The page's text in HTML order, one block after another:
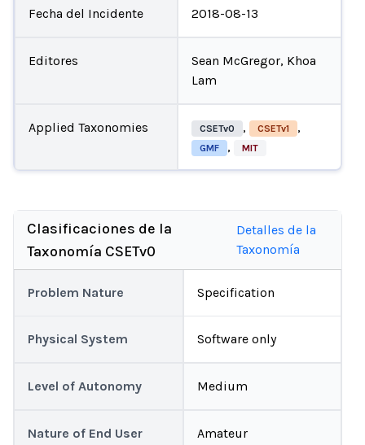
Fecha del Incidente 2018-08-13
Editores
Sean McGregor, Khoa
Lam
Applied Taxonomies CSETv0 , CSETv1 ,
GMF , MIT
Clasificaciones de la
Taxonomía CSETv0
Detalles de la
Taxonomía
Problem Nature Specification
Physical System Software only
Level of Autonomy Medium
Nature of End User Amateur